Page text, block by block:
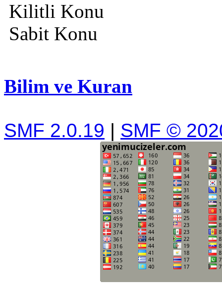
Kilitli Konu
Sabit Konu
Bilim ve Kuran
SMF 2.0.19 | SMF ©